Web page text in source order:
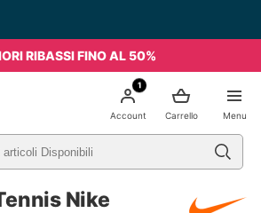
RIBASSI FINO AL 50%
Menu
Carrello
1
Account
Nike